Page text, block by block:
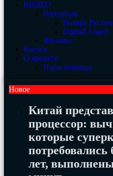
ВИДЕО
Интервью
Назира
Digitall Angell
Фильмы
Космос
О проекте
Наша команда
Новое
Китай
процессор:
которые
лет,